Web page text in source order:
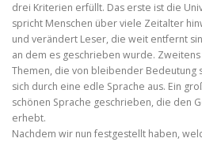
drei Kriterien erfüllt. Das erste ist die
spricht Menschen über viele Zeitalter
und verändert Leser, die weit entfernt
an dem es geschrieben wurde.
Themen, die von bleibender Bedeutung
sich durch eine edle Sprache aus. Ein
schönen Sprache geschrieben, die den
erhebt.
Nachdem wir nun festgestellt haben,